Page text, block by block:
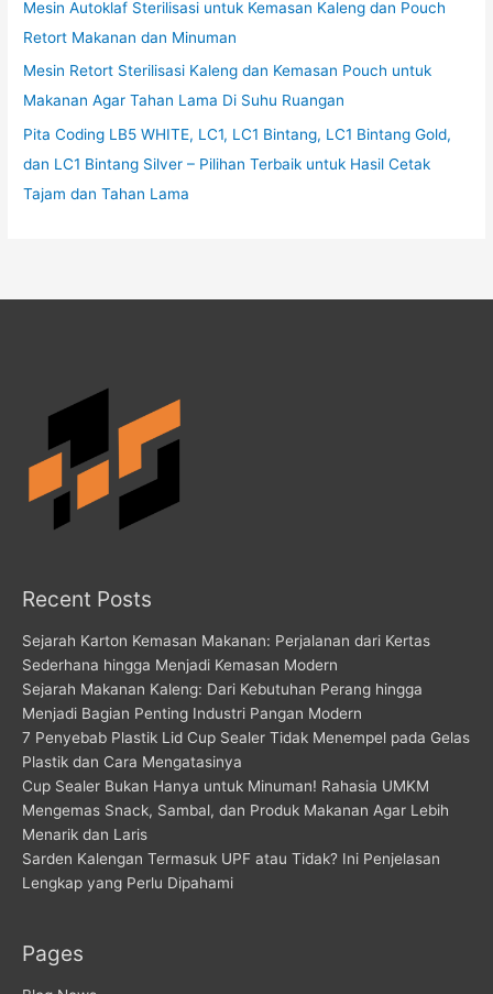
Mesin Autoklaf Sterilisasi untuk Kemasan Kaleng dan Pouch
Retort Makanan dan Minuman
Mesin Retort Sterilisasi Kaleng dan Kemasan Pouch untuk
Makanan Agar Tahan Lama Di Suhu Ruangan
Pita Coding LB5 WHITE, LC1, LC1 Bintang, LC1 Bintang Gold,
dan LC1 Bintang Silver – Pilihan Terbaik untuk Hasil Cetak
Tajam dan Tahan Lama
Recent Posts
Sejarah Karton Kemasan Makanan: Perjalanan dari Kertas
Sederhana hingga Menjadi Kemasan Modern
Sejarah Makanan Kaleng: Dari Kebutuhan Perang hingga
Menjadi Bagian Penting Industri Pangan Modern
7 Penyebab Plastik Lid Cup Sealer Tidak Menempel pada Gelas
Plastik dan Cara Mengatasinya
Cup Sealer Bukan Hanya untuk Minuman! Rahasia UMKM
Mengemas Snack, Sambal, dan Produk Makanan Agar Lebih
Menarik dan Laris
Sarden Kalengan Termasuk UPF atau Tidak? Ini Penjelasan
Lengkap yang Perlu Dipahami
Pages